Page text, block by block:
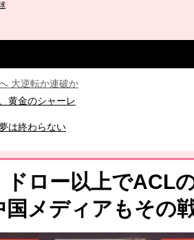
大逆転か連破か
黄金のシャーレ
は終わらない
陣
杯開幕 注目は「個」
ルさんがシンポジウム「気候変動から命
ドロー以上でACL
国メディアもその